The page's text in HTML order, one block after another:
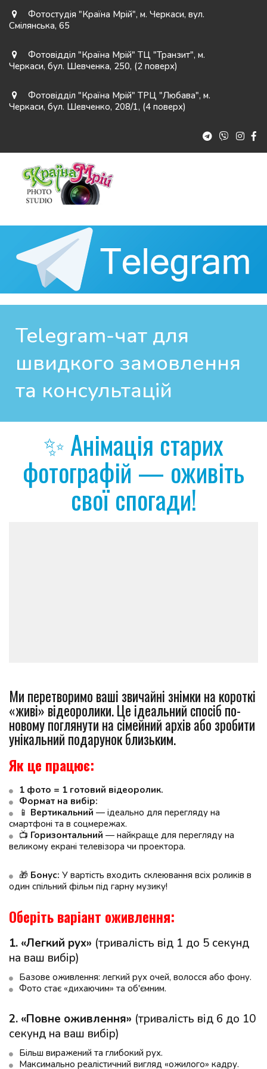
Фотостудія "Країна Мрій", м. Черкаси, вул.
Смілянська, 65
Фотовідділ "Країна Мрій" ТЦ "Транзит", м.
Черкаси, бул. Шевченка, 250, (2 поверх)
Фотовідділ "Країна Мрій" ТРЦ "Любава", м.
Черкаси, бул. Шевченко, 208/1, (4 поверх)
Telegram-чат для
швидкого замовлення
та консультацій
✨ Анімація старих
фотографій — оживіть
свої спогади!
Ми перетворимо ваші звичайні знімки на короткі
«живі» відеоролики. Це ідеальний спосіб по-
новому поглянути на сімейний архів або зробити
унікальний подарунок близьким.
Як це працює:
1 фото = 1 готовий відеоролик.
Формат на вибір:
📱 Вертикальний — ідеально для перегляду на
смартфоні та в соцмережах.
📺 Горизонтальний — найкраще для перегляду на
великому екрані телевізора чи проектора.
🎁 Бонус: У вартість входить склеювання всіх роликів в
один спільний фільм під гарну музику!
Оберіть варіант оживлення:
1. «Легкий рух» (тривалість від 1 до 5 секунд
на ваш вибір)
Базове оживлення: легкий рух очей, волосся або фону.
Фото стає «дихаючим» та об'ємним.
2. «Повне оживлення» (тривалість від 6 до 10
секунд на ваш вибір)
Більш виражений та глибокий рух.
Максимально реалістичний вигляд «ожилого» кадру.